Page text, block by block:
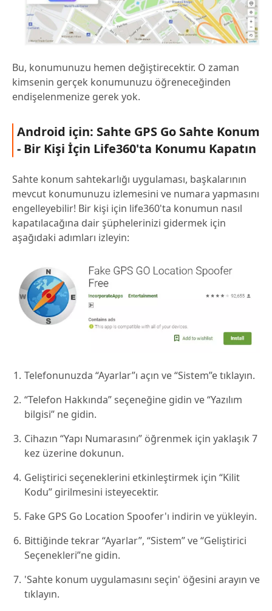
Bu, konumunuzu hemen değiştirecektir. O zaman
kimsenin gerçek konumunuzu öğreneceğinden
endişelenmenize gerek yok.
Android için: Sahte GPS Go Sahte Konum
- Bir Kişi İçin Life360'ta Konumu Kapatın
Sahte konum sahtekarlığı uygulaması, başkalarının
mevcut konumunuzu izlemesini ve numara yapmasını
engelleyebilir! Bir kişi için life360'ta konumun nasıl
kapatılacağına dair şüphelerinizi gidermek için
aşağıdaki adımları izleyin:
Telefonunuzda “Ayarlar”ı açın ve “Sistem”e tıklayın.
“Telefon Hakkında” seçeneğine gidin ve “Yazılım
bilgisi” ne gidin.
Cihazın “Yapı Numarasını” öğrenmek için yaklaşık 7
kez üzerine dokunun.
Geliştirici seçeneklerini etkinleştirmek için “Kilit
Kodu” girilmesini isteyecektir.
Fake GPS Go Location Spoofer'ı indirin ve yükleyin.
Bittiğinde tekrar “Ayarlar”, “Sistem” ve “Geliştirici
Seçenekleri”ne gidin.
'Sahte konum uygulamasını seçin' öğesini arayın ve
tıklayın.